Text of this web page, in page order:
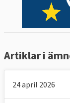
flyktingar
extra
EU-
Artiklar i
24 april 2026